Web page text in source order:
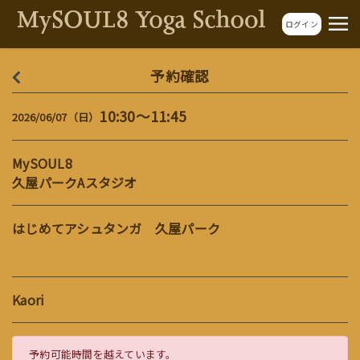
ログイン
予約確認
2026/06/07（日） 10:30～11:45
MySOUL8
久屋パークAスタジオ
はじめてアシュタンガ 久屋パーク
Kaori
予約可能時間を越えています。